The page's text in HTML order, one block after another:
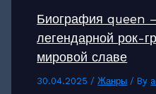
Биография queen
легендарной рок-
мировой славе
30.04.2025 /Жанры / By